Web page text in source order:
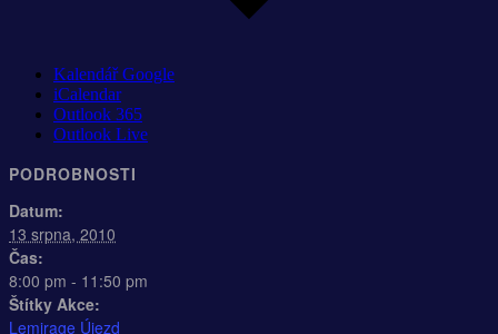
Kalendář Google
iCalendar
Outlook 365
Outlook Live
PODROBNOSTI
Datum:
13 srpna, 2010
Čas:
8:00 pm - 11:50 pm
Štítky Akce:
Lemirage Újezd